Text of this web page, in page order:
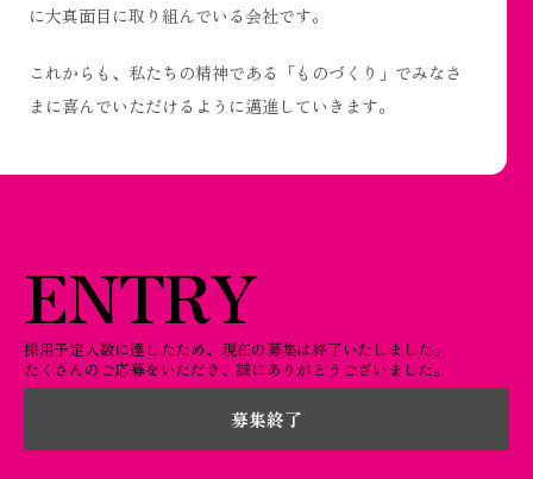
に大真面目に取り組んでいる会社です。
これからも、私たちの精神である「ものづくり」でみなさ
まに喜んでいただけるように邁進していきます。
ENTRY
採用予定人数に達したため、現在の募集は終了いたしました。
たくさんのご応募をいただき、誠にありがとうございました。
募集終了